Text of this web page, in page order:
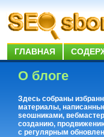
ГЛАВНАЯ
О блоге
Здесь собраны
материалы,
seoшниками,
созданию,
с регулярным